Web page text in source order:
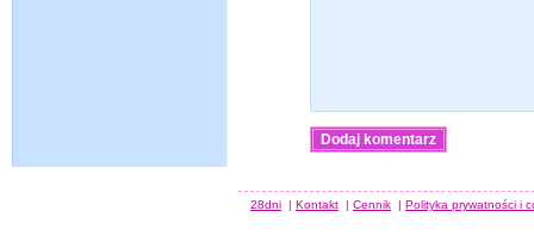
28dni | Kontakt | Cennik | Polityka prywatności i